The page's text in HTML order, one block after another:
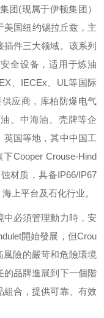
团(现属于伊顿集团）
美国纽约锡拉丘兹，主
件三大领域。该系列
全设备，适用于炼油
IECEx UL 等国际
应商，库柏防爆电气
、中海油、壳牌等企
国等地，其中中国工
下Cooper Crouse-Hind
材质，具备IP66/IP67
上平台及石化行业。
中必須管理動力時，安
開始發展，但Crou
險的嚴苛和危險環境
的品牌進展到下一個階
組合，提供可靠、有效